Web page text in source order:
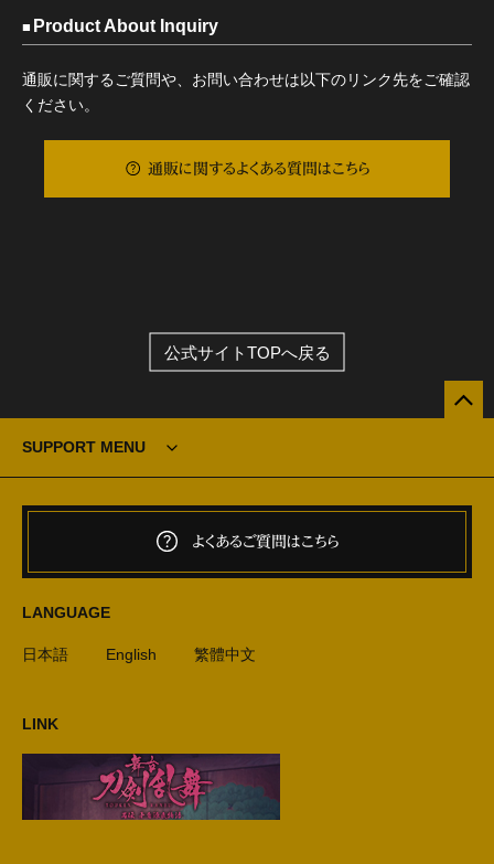
Product About Inquiry
通販に関するご質問や、お問い合わせは以下のリンク先をご確認
ください。
通販に関するよくある質問はこちら
公式サイトTOPへ戻る
SUPPORT MENU
よくあるご質問はこちら
LANGUAGE
日本語 English 繁體中文
LINK